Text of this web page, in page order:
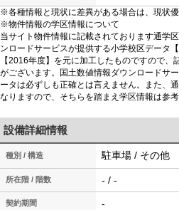
※各種情報と現状に差異がある場合は、現状優
※物件情報の学区情報について
当サイト物件情報に記載されております通学
ンロードサービスが提供する小学校区データ
【2016年度】を元に加工したものですので
がございます。国土数値情報ダウンロードサ
ータは必ずしも正確とは言えません。また、
なりますので、そちらを踏まえ学区情報は参
設備詳細情報
種別 / 構造 駐車場 / その他
所在階 / 階数 - / -
契約期間 -